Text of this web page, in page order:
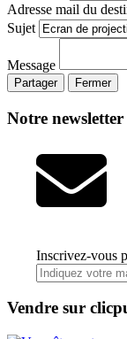
Adresse mail du
Sujet
Message
Partager Fermer
Notre newsletter
Inscrivez-vous
Vendre sur